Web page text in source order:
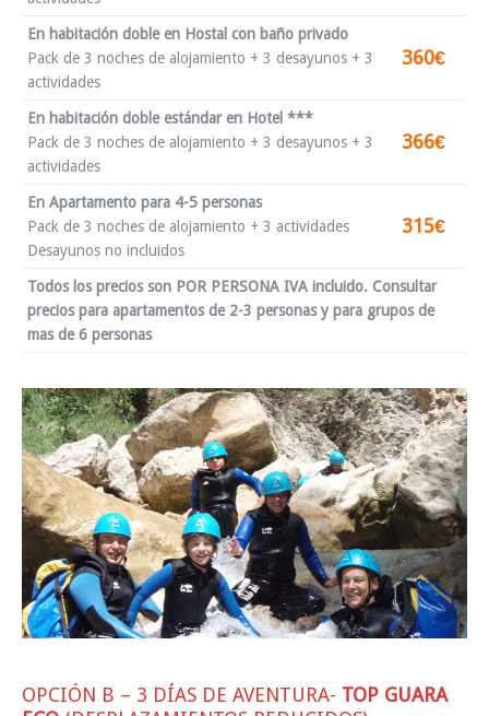
En habitación doble en Hostal con baño privado
Pack de 3 noches de alojamiento + 3 desayunos + 3
actividades
360€
En habitación doble estándar en Hotel ***
Pack de 3 noches de alojamiento + 3 desayunos + 3
actividades
366€
En Apartamento para 4-5 personas
Pack de 3 noches de alojamiento + 3 actividades
Desayunos no incluidos
315€
Todos los precios son POR PERSONA IVA incluido. Consultar
precios para apartamentos de 2-3 personas y para grupos de
mas de 6 personas
OPCIÓN B – 3 DÍAS DE AVENTURA- TOP GUARA